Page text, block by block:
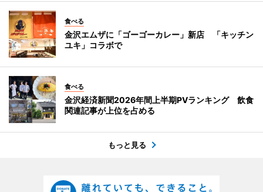
食べる
金沢エムザに「ゴーゴーカレー」新店 「キッチン
ユキ」コラボで
食べる
金沢経済新聞2026年間上半期PVランキング 飲食
関連記事が上位を占める
もっと見る